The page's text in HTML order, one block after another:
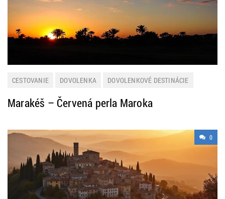
CESTOVANIE DOVOLENKA
DOVOLENKOVÉ DESTINÁCIE
MAROKO
Marakéš – Červená perla Maroka
0